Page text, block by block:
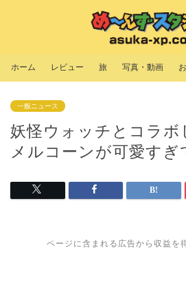
ホーム レビュー 旅 写真・動画
一般ニュース
妖怪ウォッチとコラボ
メルコーンが可愛すぎ
ページに含まれる広告から収益を